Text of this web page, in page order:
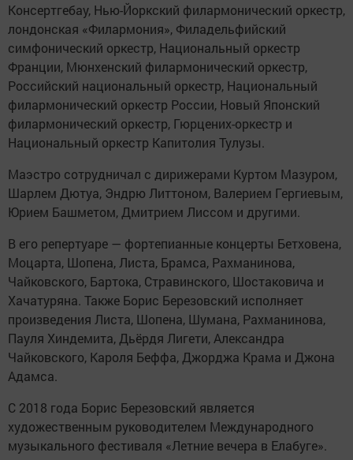
Консертгебау, Нью-Йоркский филармонический оркестр,
лондонская «Филармония», Филадельфийский
симфонический оркестр, Национальный оркестр
Франции, Мюнхенский филармонический оркестр,
Российский национальный оркестр, Национальный
филармонический оркестр России, Новый Японский
филармонический оркестр, Гюрцених-оркестр и
Национальный оркестр Капитолия Тулузы.
Маэстро сотрудничал с дирижерами Куртом Мазуром,
Шарлем Дютуа, Эндрю Литтоном, Валерием Гергиевым,
Юрием Башметом, Дмитрием Лиссом и другими.
В его репертуаре — фортепианные концерты Бетховена,
Моцарта, Шопена, Листа, Брамса, Рахманинова,
Чайковского, Бартока, Стравинского, Шостаковича и
Хачатуряна. Также Борис Березовский исполняет
произведения Листа, Шопена, Шумана, Рахманинова,
Пауля Хиндемита, Дьёрдя Лигети, Александра
Чайковского, Кароля Беффа, Джорджа Крама и Джона
Адамса.
С 2018 года Борис Березовский является
художественным руководителем Международного
музыкального фестиваля «Летние вечера в Елабуге».